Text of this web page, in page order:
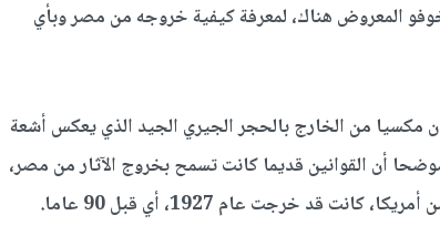
المعروض هناك، لمعرفة كيفية خروجه من مصر وبأي
من الخارج بالحجر الجيري الجيد الذي يعكس أشعة
أن القوانين قديما كانت تسمح بخروج الآثار من مصر،